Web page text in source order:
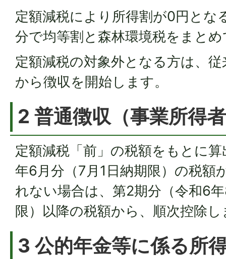
定額減税により所得割が0円とな
分で均等割と森林環境税をまと
定額減税の対象外となる方は、
から徴収を開始します。
2 普通徴収（事業所得
定額減税「前」の税額をもとに
年6月分（7月1日納期限）の税額
れない場合は、第2期分（令和6
限）以降の税額から、順次控除し
3 公的年金等に係る所